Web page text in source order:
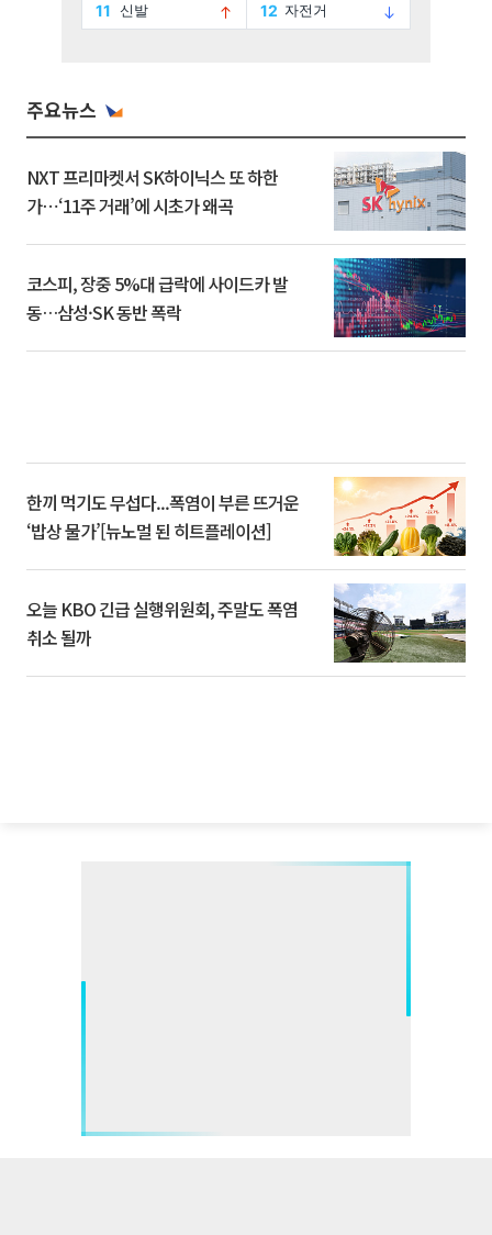
주요뉴스
NXT 프리마켓서 SK하이닉스 또 하한
가⋯‘11주 거래’에 시초가 왜곡
코스피, 장중 5%대 급락에 사이드카 발
동…삼성·SK 동반 폭락
한끼 먹기도 무섭다...폭염이 부른 뜨거운
‘밥상 물가’[뉴노멀 된 히트플레이션]
오늘 KBO 긴급 실행위원회, 주말도 폭염
취소 될까